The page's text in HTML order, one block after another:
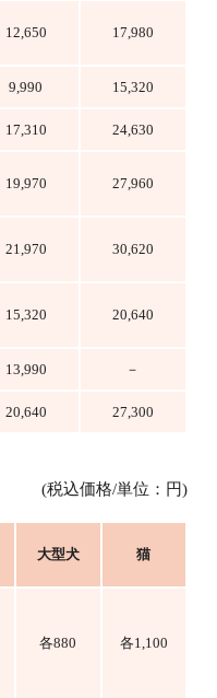
12,650 17,980
9,990 15,320
17,310 24,630
19,970 27,960
21,970 30,620
15,320 20,640
13,990 －
20,640 27,300
(税込価格/単位：円)
大型犬 猫
各880 各1,100